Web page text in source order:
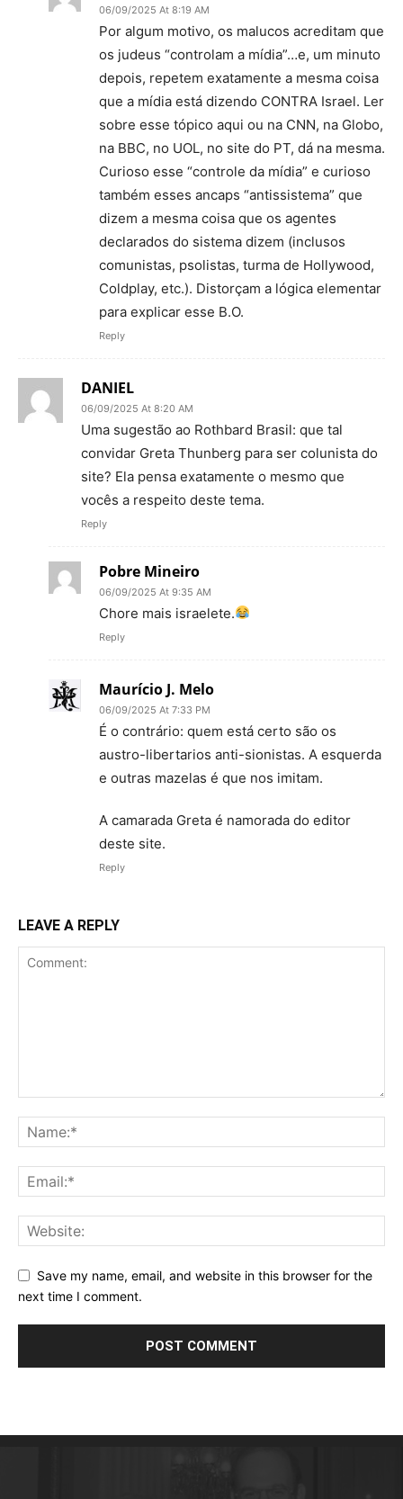
06/09/2025 At 8:19 AM
Por algum motivo, os malucos acreditam que
os judeus “controlam a mídia”…e, um minuto
depois, repetem exatamente a mesma coisa
que a mídia está dizendo CONTRA Israel. Ler
sobre esse tópico aqui ou na CNN, na Globo,
na BBC, no UOL, no site do PT, dá na mesma.
Curioso esse “controle da mídia” e curioso
também esses ancaps “antissistema” que
dizem a mesma coisa que os agentes
declarados do sistema dizem (inclusos
comunistas, psolistas, turma de Hollywood,
Coldplay, etc.). Distorçam a lógica elementar
para explicar esse B.O.
Reply
DANIEL
06/09/2025 At 8:20 AM
Uma sugestão ao Rothbard Brasil: que tal
convidar Greta Thunberg para ser colunista do
site? Ela pensa exatamente o mesmo que
vocês a respeito deste tema.
Reply
Pobre Mineiro
06/09/2025 At 9:35 AM
Chore mais israelete.
Reply
Maurício J. Melo
06/09/2025 At 7:33 PM
É o contrário: quem está certo são os
austro-libertarios anti-sionistas. A esquerda
e outras mazelas é que nos imitam.
A camarada Greta é namorada do editor
deste site.
Reply
LEAVE A REPLY
Save my name, email, and website in this browser for the
next time I comment.